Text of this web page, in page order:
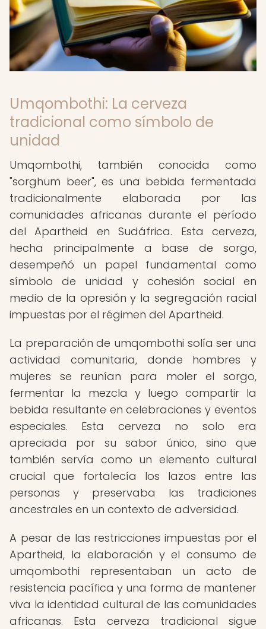
Umqombothi: La cerveza
tradicional como símbolo de
unidad
Umqombothi, también conocida como
"sorghum beer", es una bebida fermentada
tradicionalmente elaborada por las
comunidades africanas durante el período
del Apartheid en Sudáfrica. Esta cerveza,
hecha principalmente a base de sorgo,
desempeñó un papel fundamental como
símbolo de unidad y cohesión social en
medio de la opresión y la segregación racial
impuestas por el régimen del Apartheid.
La preparación de umqombothi solía ser una
actividad comunitaria, donde hombres y
mujeres se reunían para moler el sorgo,
fermentar la mezcla y luego compartir la
bebida resultante en celebraciones y eventos
especiales. Esta cerveza no solo era
apreciada por su sabor único, sino que
también servía como un elemento cultural
crucial que fortalecía los lazos entre las
personas y preservaba las tradiciones
ancestrales en un contexto de adversidad.
A pesar de las restricciones impuestas por el
Apartheid, la elaboración y el consumo de
umqombothi representaban un acto de
resistencia pacífica y una forma de mantener
viva la identidad cultural de las comunidades
africanas. Esta cerveza tradicional sigue